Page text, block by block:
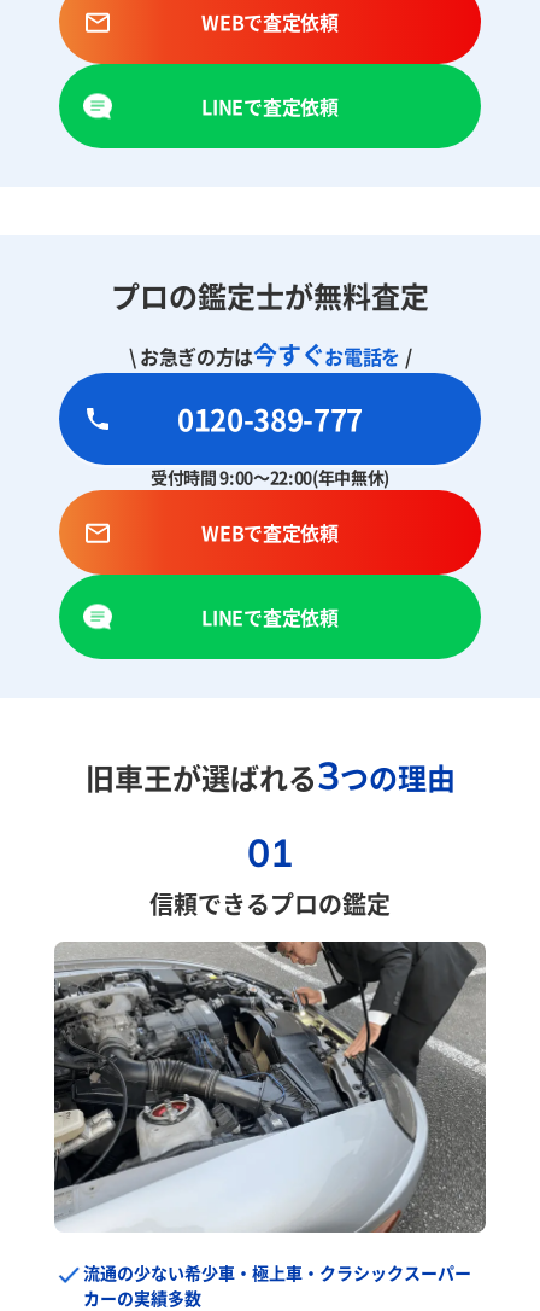
WEBで査定依頼
LINEで査定依頼
プロの鑑定士が無料査定
\ お急ぎの方は今すぐお電話を /
0120-389-777
受付時間 9:00～22:00(年中無休)
WEBで査定依頼
LINEで査定依頼
旧車王が選ばれる3つの理由
01
信頼できるプロの鑑定
流通の少ない希少車・極上車・クラシックスーパー
カーの実績多数